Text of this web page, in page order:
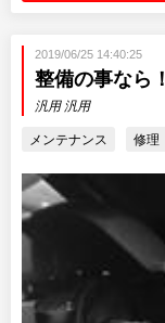
2019/06/25 14:40:25
整備の事なら！
汎用 汎用
メンテナンス 修理